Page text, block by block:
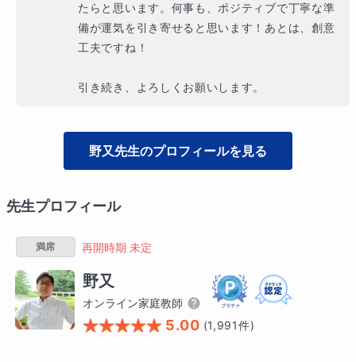
たらと思います。何事も、ポジティブで丁寧な準
備が運気を引き寄せると思います！あとは、創意
工夫ですね！
引き続き、よろしくお願いします。
野又先生のプロフィールを見る
先生プロフィール
満席 再開時期 未定
野又
オンライン家庭教師
5.00 (1,991件)